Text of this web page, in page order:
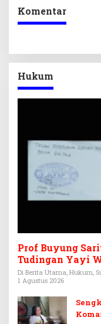
Komentar
Hukum
Prof Buyung
Tudingan Yayi
Rp3,6 Miliar
Di Berita Utama, Hukum,
1 Agustus 2026